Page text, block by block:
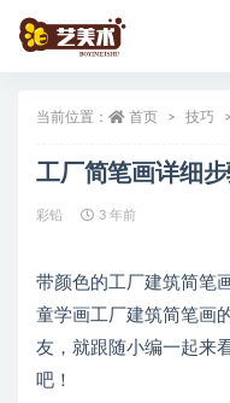
当前位置： 首页 技巧
工厂简笔画详细
彩铅 3 年前
带颜色的工厂建筑简笔
童学画工厂建筑简笔画
友，就跟随小编一起来
吧！